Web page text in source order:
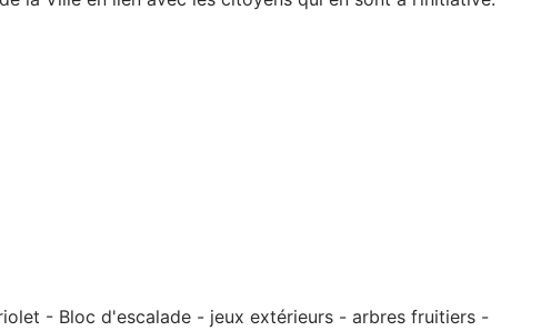
- Bloc d'escalade - jeux extérieurs - arbres fruitiers -